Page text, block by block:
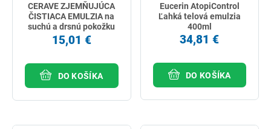
CERAVE ZJEMŇUJÚCA
ČISTIACA EMULZIA na
suchú a drsnú pokožku
236 ml
15,01 €
DO KOŠÍKA
Eucerin AtopiControl
Ľahká telová emulzia
400ml
34,81 €
DO KOŠÍKA